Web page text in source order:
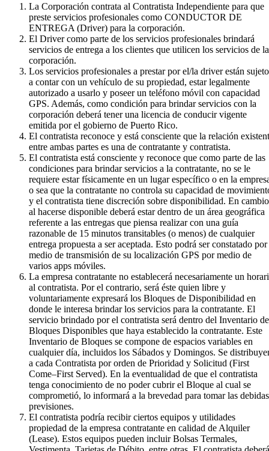
La Corporación contrata al Contratista Independiente para que
preste servicios profesionales como CONDUCTOR DE
ENTREGA (Driver) para la corporación.
El Driver como parte de los servicios profesionales brindará
servicios de entrega a los clientes que utilicen los servicios de la
corporación.
Los servicios profesionales a prestar por el/la driver están
a contar con un vehículo de su propiedad, estar legalmente
autorizado a usarlo y poseer un teléfono móvil con capacidad
GPS. Además, como condición para brindar servicios con la
corporación deberá tener una licencia de conducir vigente
emitida por el gobierno de Puerto Rico.
El contratista reconoce y está consciente que la relación
entre ambas partes es una de contratante y contratista.
El contratista está consciente y reconoce que como parte de las
condiciones para brindar servicios a la contratante, no se le
requiere estar físicamente en un lugar específico o en la
o sea que la contratante no controla su capacidad de
y el contratista tiene discreción sobre disponibilidad. En
al hacerse disponible deberá estar dentro de un área geográfica
referente a las entregas que piensa realizar con una guía
razonable de 15 minutos transitables (o menos) de cualquier
entrega propuesta a ser aceptada. Esto podrá ser constatado por
medio de transmisión de su localización GPS por medio de
varios apps móviles.
La empresa contratante no establecerá necesariamente un
al contratista. Por el contrario, será éste quien libre y
voluntariamente expresará los Bloques de Disponibilidad en
donde le interesa brindar los servicios para la contratante. El
servicio brindado por el contratista será dentro del Inventario de
Bloques Disponibles que haya establecido la contratante. Este
Inventario de Bloques se compone de espacios variables en
cualquier día, incluidos los Sábados y Domingos. Se
a cada Contratista por orden de Prioridad y Solicitud (First
Come–First Served). En la eventualidad de que el contratista
tenga conocimiento de no poder cubrir el Bloque al cual se
comprometió, lo informará a la brevedad para tomar las debidas
previsiones.
El contratista podría recibir ciertos equipos y utilidades
propiedad de la empresa contratante en calidad de Alquiler
(Lease). Estos equipos pueden incluir Bolsas Termales,